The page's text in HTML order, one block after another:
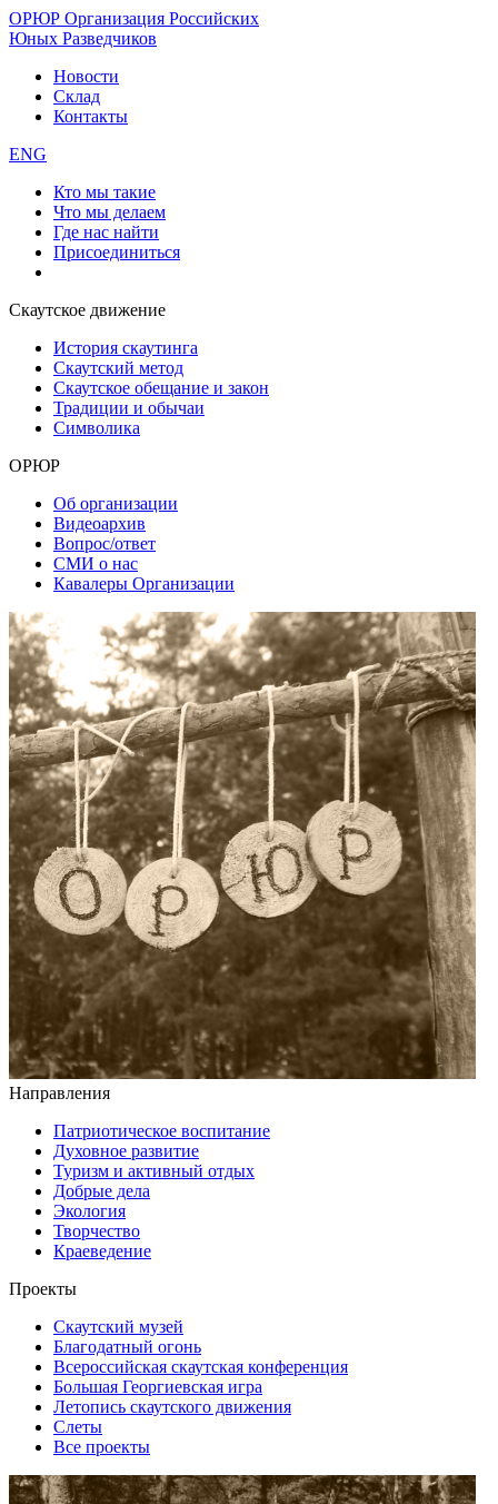
ОРЮР Организация Российских
Юных Разведчиков
Новости
Склад
Контакты
ENG
Кто мы такие
Что мы делаем
Где нас найти
Присоединиться
Скаутское движение
История скаутинга
Скаутский метод
Скаутское обещание и закон
Традиции и обычаи
Символика
ОРЮР
Об организации
Видеоархив
Вопрос/ответ
СМИ о нас
Кавалеры Организации
Направления
Патриотическое воспитание
Духовное развитие
Туризм и активный отдых
Добрые дела
Экология
Творчество
Краеведение
Проекты
Скаутский музей
Благодатный огонь
Всероссийская скаутская конференция
Большая Георгиевская игра
Летопись скаутского движения
Слеты
Все проекты